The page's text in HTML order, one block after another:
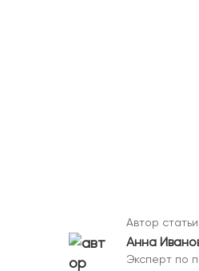
Автор статьи
Анна
Эксперт по